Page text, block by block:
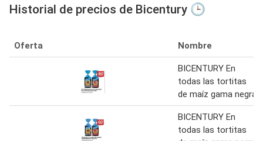
Historial de precios de Bicentury 🕒
Oferta Nombre
BICENTURY En
todas las tortitas
de maíz gama negra
BICENTURY En
todas las tortitas